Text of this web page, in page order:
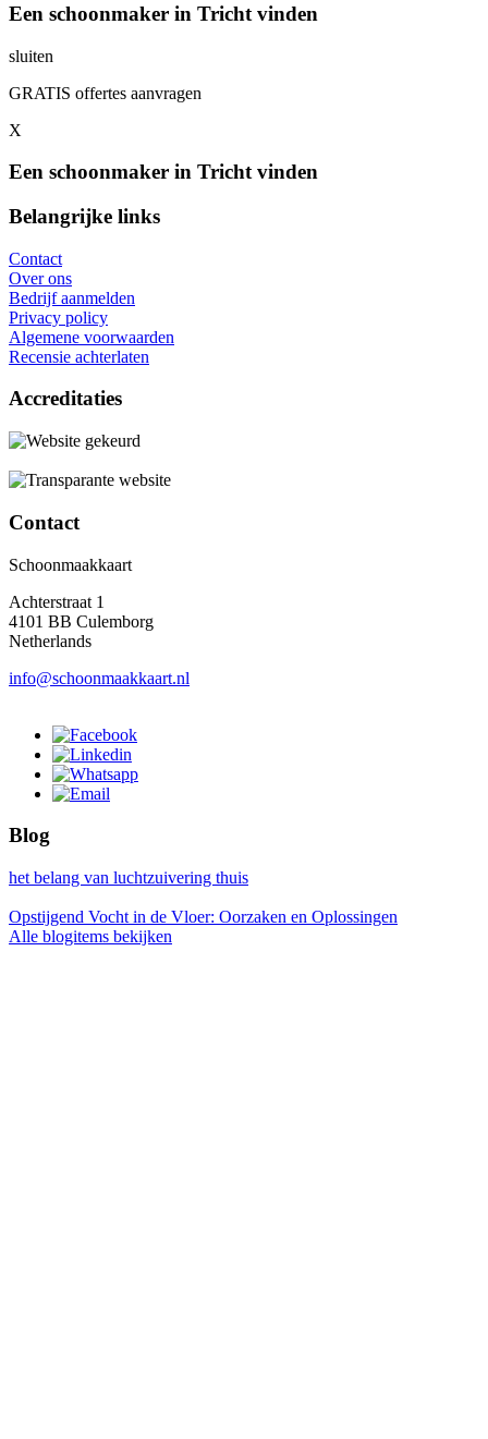
Een schoonmaker in Tricht vinden
sluiten
GRATIS offertes aanvragen
X
Een schoonmaker in Tricht vinden
Belangrijke links
Contact
Over ons
Bedrijf aanmelden
Privacy policy
Algemene voorwaarden
Recensie achterlaten
Accreditaties
Contact
Schoonmaakkaart
Achterstraat 1
4101 BB Culemborg
Netherlands
info@schoonmaakkaart.nl
Blog
het belang van luchtzuivering thuis
Opstijgend Vocht in de Vloer: Oorzaken en Oplossingen
Alle blogitems bekijken